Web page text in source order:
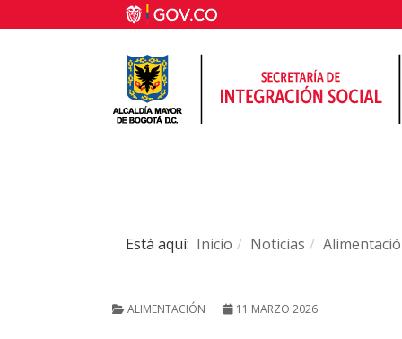
Está aquí: Inicio Noticias
ALIMENTACIÓN 11 MARZO 2026